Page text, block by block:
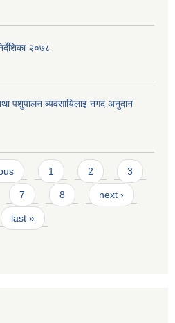
२०७८
पशुपालन ब्यवसायिलाइ नगद अनुदान
1 2 3
7 8 next ›
last »